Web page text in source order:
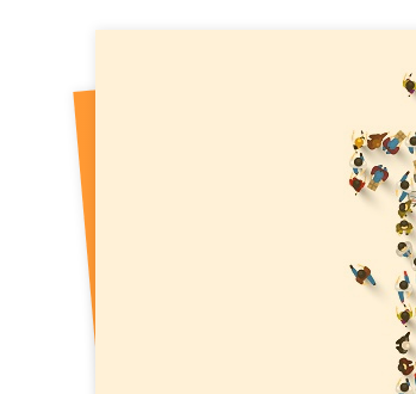
2026年07月14日 PR
決算
適時開示
2025年11月07日 プレスリリース
ニュースリリース
ニュースリリース